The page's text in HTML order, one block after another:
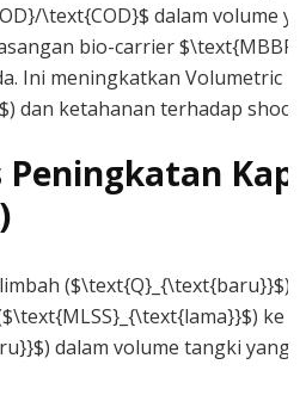
\text{COD}$ dalam volume
bio-carrier
Ini meningkatkan Volumetric
dan ketahanan terhadap shock
Peningkatan
($\text{Q}_{\text{baru}}$)
ke
dalam volume tangki yang